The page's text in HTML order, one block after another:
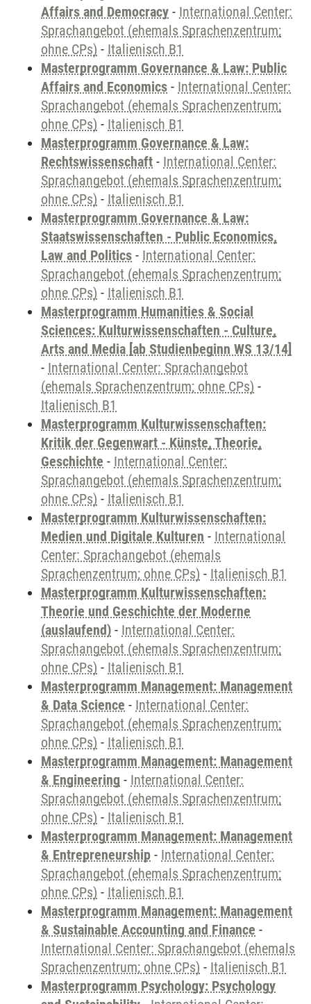
Affairs and Democracy - International Center:
Sprachangebot (ehemals Sprachenzentrum;
ohne CPs) - Italienisch B1
Masterprogramm Governance & Law: Public
Affairs and Economics - International Center:
Sprachangebot (ehemals Sprachenzentrum;
ohne CPs) - Italienisch B1
Masterprogramm Governance & Law:
Rechtswissenschaft - International Center:
Sprachangebot (ehemals Sprachenzentrum;
ohne CPs) - Italienisch B1
Masterprogramm Governance & Law:
Staatswissenschaften - Public Economics,
Law and Politics - International Center:
Sprachangebot (ehemals Sprachenzentrum;
ohne CPs) - Italienisch B1
Masterprogramm Humanities & Social
Sciences: Kulturwissenschaften - Culture,
Arts and Media [ab Studienbeginn WS 13/14]
- International Center: Sprachangebot
(ehemals Sprachenzentrum; ohne CPs) -
Italienisch B1
Masterprogramm Kulturwissenschaften:
Kritik der Gegenwart - Künste, Theorie,
Geschichte - International Center:
Sprachangebot (ehemals Sprachenzentrum;
ohne CPs) - Italienisch B1
Masterprogramm Kulturwissenschaften:
Medien und Digitale Kulturen - International
Center: Sprachangebot (ehemals
Sprachenzentrum; ohne CPs) - Italienisch B1
Masterprogramm Kulturwissenschaften:
Theorie und Geschichte der Moderne
(auslaufend) - International Center:
Sprachangebot (ehemals Sprachenzentrum;
ohne CPs) - Italienisch B1
Masterprogramm Management: Management
& Data Science - International Center:
Sprachangebot (ehemals Sprachenzentrum;
ohne CPs) - Italienisch B1
Masterprogramm Management: Management
& Engineering - International Center:
Sprachangebot (ehemals Sprachenzentrum;
ohne CPs) - Italienisch B1
Masterprogramm Management: Management
& Entrepreneurship - International Center:
Sprachangebot (ehemals Sprachenzentrum;
ohne CPs) - Italienisch B1
Masterprogramm Management: Management
& Sustainable Accounting and Finance -
International Center: Sprachangebot (ehemals
Sprachenzentrum; ohne CPs) - Italienisch B1
Masterprogramm Psychology: Psychology